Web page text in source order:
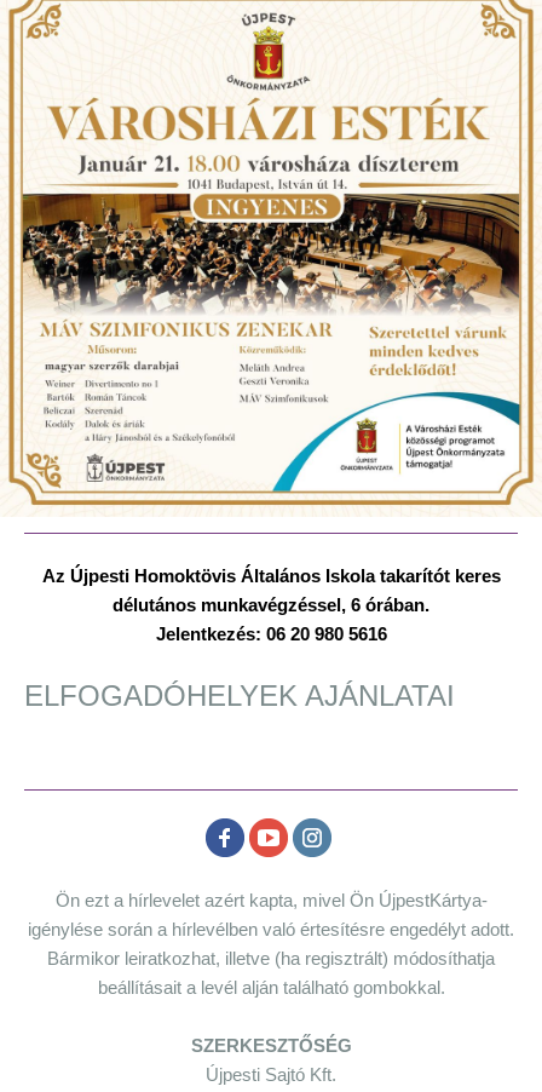
Az Újpesti Homoktövis Általános Iskola takarítót keres
délutános munkavégzéssel, 6 órában.
Jelentkezés: 06 20 980 5616
ELFOGADÓHELYEK AJÁNLATAI
Ön ezt a hírlevelet azért kapta, mivel Ön ÚjpestKártya-
igénylése során a hírlevélben való értesítésre engedélyt adott.
Bármikor leiratkozhat, illetve (ha regisztrált) módosíthatja
beállításait a levél alján található gombokkal.
SZERKESZTŐSÉG
Újpesti Sajtó Kft.